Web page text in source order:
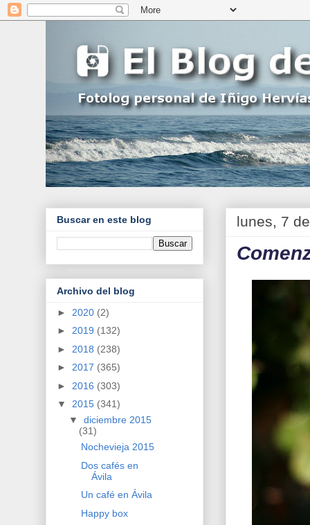
lunes, 7
Buscar en este blog
Archivo del blog
► 2020 (2)
► 2019 (132)
► 2018 (238)
► 2017 (365)
► 2016 (303)
▼ 2015 (341)
▼ diciembre 2015
(31)
Nochevieja 2015
Dos cafés en
Ávila
Un café en Ávila
Happy box